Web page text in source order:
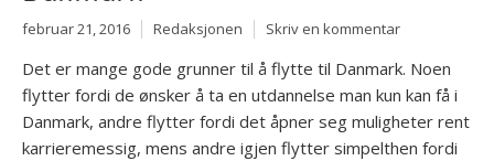
februar 21, 2016 Redaksjonen Skriv en kommentar
Det er mange gode grunner til å flytte til Danmark. Noen
flytter fordi de ønsker å ta en utdannelse man kun kan få i
Danmark, andre flytter fordi det åpner seg muligheter rent
karrieremessig, mens andre igjen flytter simpelthen fordi